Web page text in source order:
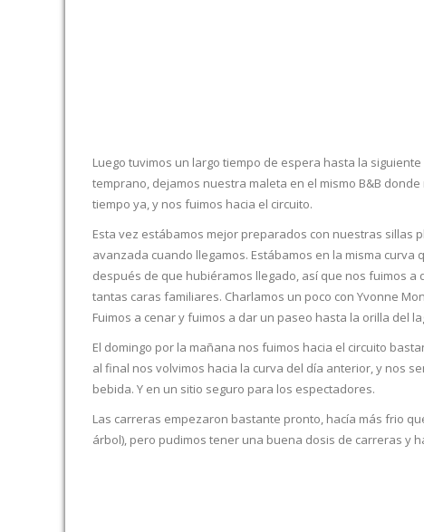
Luego tuvimos un largo tiempo de espera hasta la
temprano, dejamos nuestra maleta en el mismo B&B
tiempo ya, y nos fuimos hacia el circuito.
Esta vez estábamos mejor preparados con nuestras sillas
avanzada cuando llegamos. Estábamos en la misma
después de que hubiéramos llegado, así que nos fuimos
tantas caras familiares. Charlamos un poco con Yvonne
Fuimos a cenar y fuimos a dar un paseo hasta la orilla del
El domingo por la mañana nos fuimos hacia el circuito
al final nos volvimos hacia la curva del día anterior, y nos
bebida. Y en un sitio seguro para los espectadores.
Las carreras empezaron bastante pronto, hacía más frio
árbol), pero pudimos tener una buena dosis de carreras y